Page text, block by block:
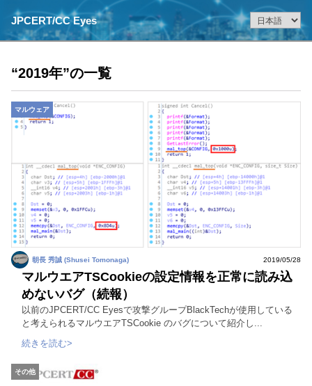
JPCERT/CC Eyes
“2019年”の一覧
マルウェア
朝長 秀誠 (Shusei Tomonaga) 2019/05/28
マルウエアTSCookieの設定情報を正常に読み込
めないバグ（続報）
以前のJPCERT/CC Eyesで攻撃グループBlackTechが使用している
と考えられるマルウエアTSCookie のバグについて紹介し...
続きを読む>
その他